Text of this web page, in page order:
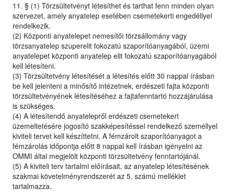
11. § (1) Törzsültetvényt létesíthet és tarthat fenn minden olyan
szervezet, amely anyatelep esetében csemetekerti engedéllyel
rendelkezik.
(2) Központi anyatelepet nemesítői törzsállomány vagy
törzsanyatelep szuperelit fokozatú szaporítóanyagából, üzemi
anyatelepet központi anyatelep elit fokozatú szaporítóanyagából
kell létesíteni.
(3) Törzsültetvény létesítését a létesítés előtt 30 nappal írásban
be kell jelenteni a minősítő intézetnek, erdészeti fajta központi
törzsültetvényének létesítéséhez a fajtafenntartó hozzájárulása
is szükséges.
(4) A létesítendő anyatelepről erdészeti csemetekert
üzemeltetésére jogosító szakképesítéssel rendelkező személlyel
kiviteli tervet kell készíttetni. A fémzárolt szaporítóanyagot a
fémzárolás időpontja előtt 8 nappal kell írásban igényelni az
OMMI által megjelölt központi törzsültetvény fenntartójánál.
(5) A kiviteli terv tartalmi előírásait, az anyatelep létesítésének
szakmai követelményrendszerét az 5. számú melléklet
tartalmazza.